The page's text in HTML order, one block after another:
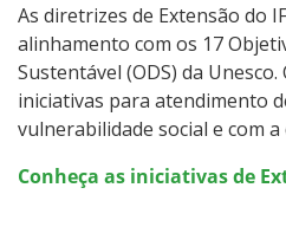
As diretrizes de Extensão do
alinhamento com os 17
Sustentável (ODS) da Unesco.
iniciativas para atendimento
vulnerabilidade social e com a
Conheça as iniciativas de